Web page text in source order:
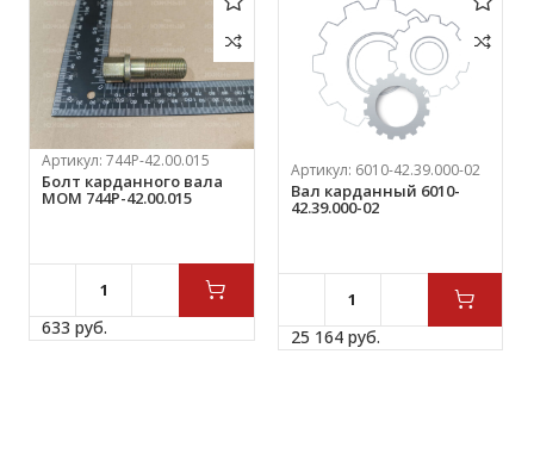
Артикул:744Р-42.00.015
Болт карданного вала
МОМ 744Р-42.00.015
633 руб.
Артикул: 6010-42.39.000-02
Вал карданный 6010-
42.39.000-02
25 164 руб.